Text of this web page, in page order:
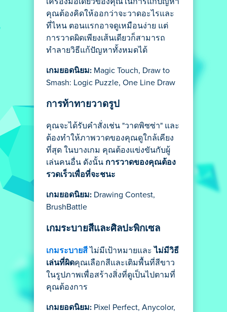
คุณต้องคิดให้ออกว่าจะวาดอะไรและ
ที่ไหน ตอนแรกอาจดูเหมือนง่าย แต่
การวาดผิดเพียงเส้นเดียวก็สามารถ
ทำลายวิธีแก้ปัญหาทั้งหมดได้
เกมยอดนิยม: Magic Touch, Draw to
Smash: Logic Puzzle, One Line Draw
การท้าทายวาดรูป
คุณจะได้รับคำสั่งเช่น "วาดพิซซ่า" และ
ต้องทำให้ภาพวาดของคุณดูใกล้เคียง
ที่สุด ในบางเกม คุณต้องแข่งขันกับผู้
เล่นคนอื่น ดังนั้น การวาดของคุณต้อง
รวดเร็วเพื่อที่จะชนะ
เกมยอดนิยม: Drawing Contest,
BrushBattle
เกมระบายสีและศิลปะพิกเซล
เกมระบายสี ไม่มีเป้าหมายและ ไม่มีวิธี
เล่นที่ผิดคุณเลือกสีและเติมพื้นที่สีขาว
ในรูปภาพเพื่อสร้างสิ่งที่ดูเป็นไปตามที่
คุณต้องการ
เกมยอดนิยม: Pixel Perfect, Anycolor,